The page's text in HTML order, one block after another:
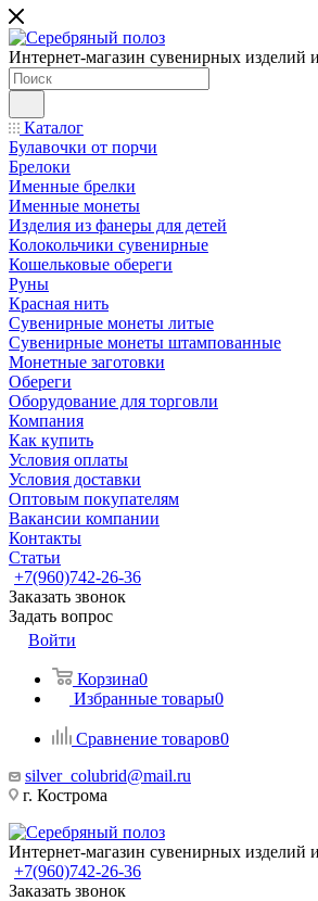
Интернет-магазин сувенирных изделий
Каталог
Булавочки от порчи
Брелоки
Именные брелки
Именные монеты
Изделия из фанеры для детей
Колокольчики сувенирные
Кошельковые обереги
Руны
Красная нить
Сувенирные монеты литые
Сувенирные монеты штампованные
Монетные заготовки
Обереги
Оборудование для торговли
Компания
Как купить
Условия оплаты
Условия доставки
Оптовым покупателям
Вакансии компании
Контакты
Статьи
+7(960)742-26-36
Заказать звонок
Задать вопрос
Войти
Корзина0
Избранные товары0
Сравнение товаров0
silver_colubrid@mail.ru
г. Кострома
Интернет-магазин сувенирных изделий
+7(960)742-26-36
Заказать звонок